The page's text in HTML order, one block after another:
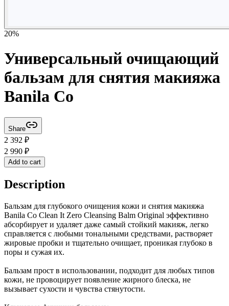
20%
Универсальный очищающий
бальзам для снятия макияжа
Banila Co
Share
2 392 ₽
2 990 ₽
Add to cart
Description
Бальзам для глубокого очищения кожи и снятия макияжа
Banila Co Clean It Zero Cleansing Balm Original эффективно
абсорбирует и удаляет даже самый стойкий макияж, легко
справляется с любыми тональными средствами, растворяет
жировые пробки и тщательно очищает, проникая глубоко в
поры и сужая их.
Бальзам прост в использовании, подходит для любых типов
кожи, не провоцирует появление жирного блеска, не
вызывает сухости и чувства стянутости.